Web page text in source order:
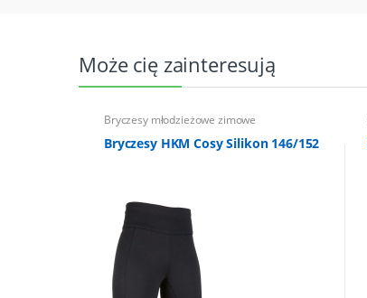
Może cię zainteresują
Bryczesy młodzieżowe zimowe
Bryczesy HKM Cosy Silikon 146/152